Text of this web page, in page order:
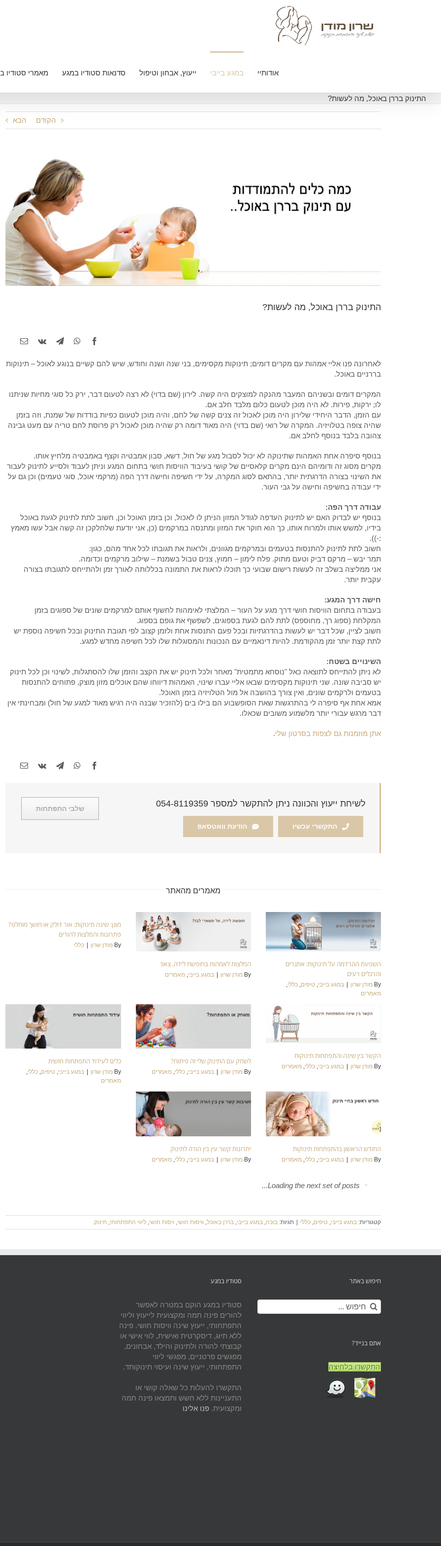
אודותיי במגע בייבי ייעוץ, אבחון וטיפול סדנאות סטודיו במגע מאמרי סטודיו
התינוק בררן באוכל, מה לעשות?
הקודם הבא
התינוק בררן באוכל, מה לעשות?
לאחרונה פנו אליי אמהות עם מקרים דומים; תינוקות מקסימים, בני שנה ושנה וחודש, שיש להם קשיים בנוגע לאוכל – תינוקות
בררניים באוכל.
המקרים דומים ובשניהם המעבר מהנקה למוצקים היה קשה. לירון (שם בדוי) לא רצה לטעום דבר, ירק כל סוגי מחיות שניתנו
לו; ירקות, פירות. לא היה מוכן לטעום כלום מלבד חלב אם.
עם הזמן, הדבר היחידי שלירון היה מוכן לאכול זה צנים קשה של לחם, והיה מוכן לטעום כפיות בודדות של שמנת, וזה בזמן
שהיה צופה בטלויזיה. המקרה של רואי (שם בדוי) היה מאוד דומה רק שהיה מוכן לאכול רק פרוסת לחם טריה עם מעט גבינה
צהובה בלבד בנוסף לחלב אם.
בנוסף סיפרה אחת האמהות שתינוקה לא יכול לסבול מגע של חול, דשא, סבון אמבטיה וקצף באמבטיה מלחיץ אותו.
מקרים מסוג זה ודומיהם הינם מקרים קלאסיים של קושי בעיבוד הוויסות חושי בתחום המגע וניתן לעבוד ולסייע לתינוק לעבור
את השינוי בצורה הדרגתית יותר, בהתאם לסוג המקרה, על ידי חשיפה וחישה דרך הפה (מרקמי אוכל, סוגי טעמים) וכן גם על
ידי עבודה בחשיפה וחישה על גבי העור.
עבודה דרך הפה:
בנוסף יש לבדוק האם יש לתינוק העדפה לגודל המזון הניתן לו לאכול, וכן בזמן האוכל וכן, חשוב לתת לתינוק לגעת באוכל
בידיו, למשש אותו ולמרוח אותו, כך הוא חוקר את המזון ומתנסה במרקמים (כן, אני יודעת שלחלקכן זה קשה אבל עשו מאמץ
:-)).
חשוב לתת לתינוק להתנסות בטעמים ובמרקמים מגוונים, ולראות את תגובתו לכל אחד מהם, כגון:
תמר יבש – מרקם דביק וטעם מתוק. פלח לימון – חמוץ, צנים טבול בשמנת – שילוב מרקמים וכדומה.
אני ממליצה בשלב זה לעשות רישום שבועי כך תוכלו לראות את התמונה בכללותה לאורך זמן ולהתייחס לתגובתו בצורה
עקבית יותר.
חישה דרך המגע:
בעבודה בתחום הוויסות חושי דרך מגע על העור – המלצתי לאימהות לחשוף אותם למרקמים שונים של ספוגים בזמן
המקלחת (ספוג רך, מחוספס) לתת להם לגעת בספוגים, לשפשף את גופם בספוג.
חשוב לציין, שכל דבר יש לעשות בהדרגתיות ובכל פעם התנסות אחת ולזמן קצוב לפי תגובת התינוק ובכל חשיפה נוספת יש
לתת קצת יותר זמן מהקודמת. להיות דינאמיים עם הנכונות והמסוגלות שלו לכל חשיפה מחדש למגע.
השינויים בשטח:
לא ניתן להתייחס לתוצאה כאל "נוסחא מתמטית" מאחר ולכל תינוק יש את הקצב והזמן שלו להסתגלות, לשינוי וכן לכל תינוק
יש סביבה שונה. שני תינוקות מקסימים שבאו אליי עברו שינוי, האמהות דיווחו שהם אוכלים מזון מוצק, פתוחים להתנסות
בטעמים ולרקמים שונים, ואין צורך בהושבה אל מול הטלויזיה בזמן האוכל.
אמא אחת אף סיפרה לי בהתרגשות שאת הסופשבוע הם בילו בים (להזכיר שבנה היה רגיש מאוד למגע של חול) ומבחינתי אין
דבר מרגש עבורי יותר מלשמוע משובים שכאלו.
אתן מוזמנות גם לצפות בסרטון שלי.
שלבי התפתחות לשיחת ייעוץ והכוונה ניתן להתקשר למספר 054-8119359
התקשרי עכשיו הודעת וואטסאפ
מאמרים מהאתר
השפעת ההרדמה על תינוקות: אתגרים
והרגלים רעים
By מודן שרון | במגע בייבי טיפים כללי
מאמרים
המלצות לאמהות בחופשת לידה, צאו!
By מודן שרון | במגע בייבי ,מאמרים
מוגן: שינה תינוקות: אור דולק או חושך מוחלט?
פתרונות והמלצות להורים
By מודן שרון כללי
הקשר בין שינה והתפתחות תינוקות
By מודן שרון במגע בייבי, כללי, מאמרים
לשחק עם התינוק שלי זה פיתוח?
By מודן שרון במגע בייבי,כללי,מאמרים
כלים לעידוד התפתחות חושית
By מודן שרון במגע בייבי, טיפים,כללי,
מאמרים
החודש הראשון בהתפתחות תינוקות
By מודן שרון במגע בייבי, כללי, מאמרים
יתרונות קשר עין בין הורה לתינוק
By מודן שרון במגע בייבי,כללי,מאמרים
Loading the next set of posts...
קטגוריות: במגע בייבי, טיפים, כללי תגיות: בוכה, במגע בייבי, בררן באוכל, וויסות חושי, ויסות חושי, ליווי התפתחותי, תינוק
חיפוש באתר
חיפוש...
אתם בנייד?
התקשרו בלחיצה
סטודיו במגע
סטודיו במגע הוקם במטרה לאפשר
להורים פינה חמה ומקצועית לייעוץ וליווי
התפתחותי, ייעוץ שינה וויסות חושי. פינה
ללא תיוג, דיסקרטית ואישית, לווי אישי או
קבוצתי להורה ולתינוק והילד, אבחונים,
מפגשים פרטניים, מפגשי ליווי
התפתחותי, ייעוץ שינה ועיסוי תינוקותד.
התקשרו להעלות כל שאלה קושי או
התעניינות ללא חשש ותמצאו פינה חמה
ומקצועית. פנו אלינו